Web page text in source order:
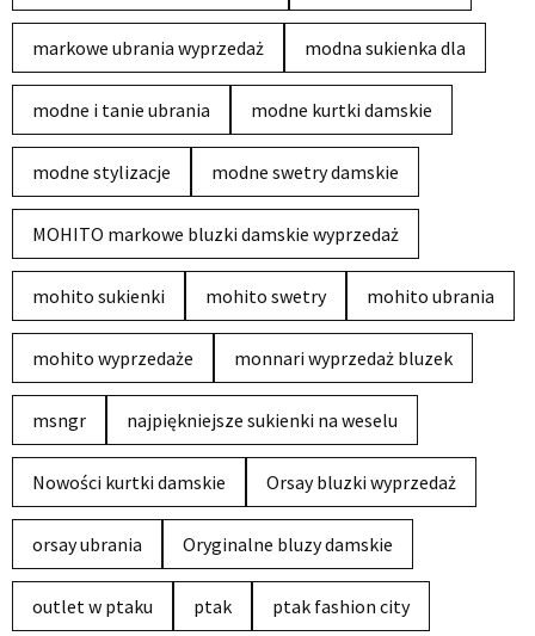
markowe ubrania wyprzedaż modna sukienka dla
modne i tanie ubrania modne kurtki damskie
modne stylizacje modne swetry damskie
MOHITO markowe bluzki damskie wyprzedaż
mohito sukienki mohito swetry mohito ubrania
mohito wyprzedaże monnari wyprzedaż bluzek
msngr najpiękniejsze sukienki na weselu
Nowości kurtki damskie Orsay bluzki wyprzedaż
orsay ubrania Oryginalne bluzy damskie
outlet w ptaku ptak ptak fashion city